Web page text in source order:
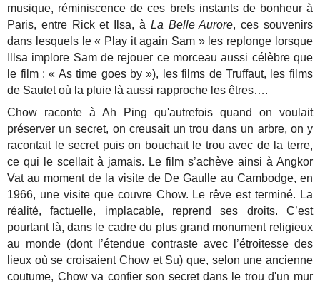
musique, réminiscence de ces brefs instants de bonheur à
Paris, entre Rick et Ilsa, à La Belle Aurore, ces souvenirs
dans lesquels le « Play it again Sam » les replonge lorsque
Illsa implore Sam de rejouer ce morceau aussi célèbre que
le film : « As time goes by »), les films de Truffaut, les films
de Sautet où la pluie là aussi rapproche les êtres….
Chow raconte à Ah Ping qu'autrefois quand on voulait
préserver un secret, on creusait un trou dans un arbre, on y
racontait le secret puis on bouchait le trou avec de la terre,
ce qui le scellait à jamais. Le film s’achève ainsi à Angkor
Vat au moment de la visite de De Gaulle au Cambodge, en
1966, une visite que couvre Chow. Le rêve est terminé. La
réalité, factuelle, implacable, reprend ses droits. C’est
pourtant là, dans le cadre du plus grand monument religieux
au monde (dont l’étendue contraste avec l’étroitesse des
lieux où se croisaient Chow et Su) que, selon une ancienne
coutume, Chow va confier son secret dans le trou d'un mur